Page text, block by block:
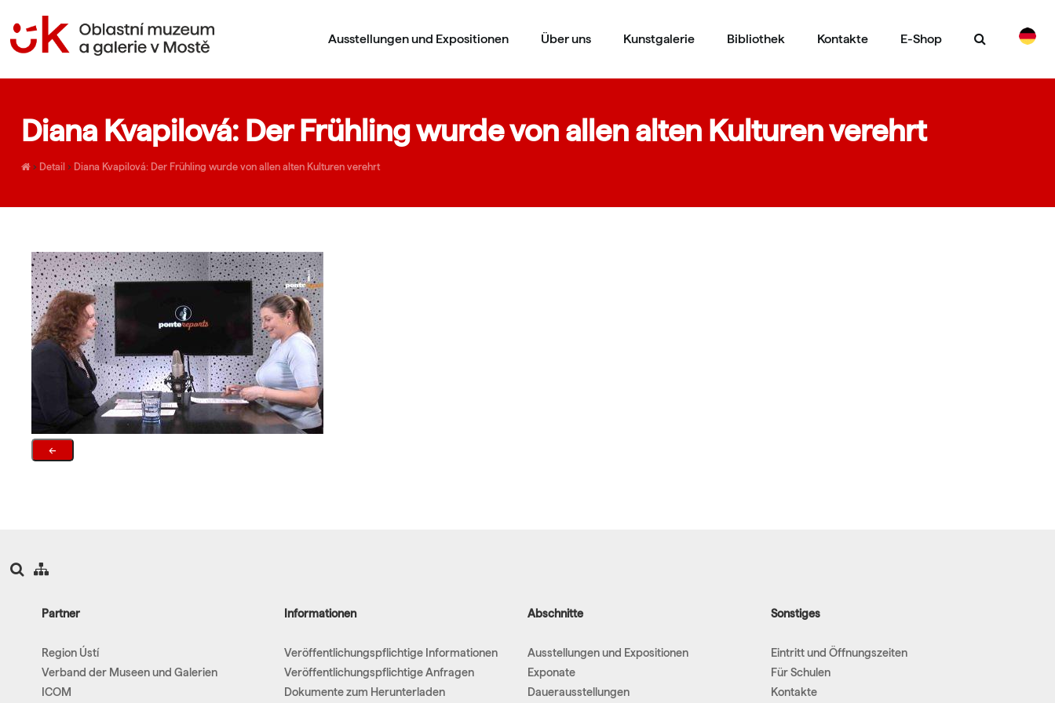
EN
Ausstellungen und Expositionen Über uns Kunstgalerie Bibliothek Kontakte E-Shop
Diana Kvapilová: Der Frühling wurde von allen alten Kulturen verehrt
› Detail › Diana Kvapilová: Der Frühling wurde von allen alten Kulturen verehrt
←
Partner
Region Ústí
Verband der Museen und Galerien
ICOM
Informationen
Veröffentlichungspflichtige Informationen
Veröffentlichungspflichtige Anfragen
Dokumente zum Herunterladen
Abschnitte
Ausstellungen und Expositionen
Exponate
Dauerausstellungen
Sonstiges
Eintritt und Öffnungszeiten
Für Schulen
Kontakte